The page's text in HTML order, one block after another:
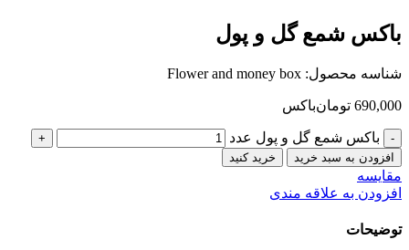
باکس شمع گل و پول
شناسه محصول: Flower and money box
690,000 تومانباکس
باکس شمع گل و پول عدد
افزودن به سبد خرید خرید کنید
مقایسه
افزودن به علاقه مندی
توضیحات